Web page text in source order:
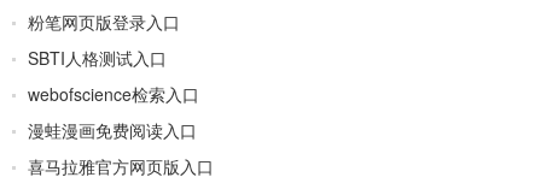
粉笔网页版登录入口
SBTI人格测试入口
webofscience检索入口
漫蛙漫画免费阅读入口
喜马拉雅官方网页版入口